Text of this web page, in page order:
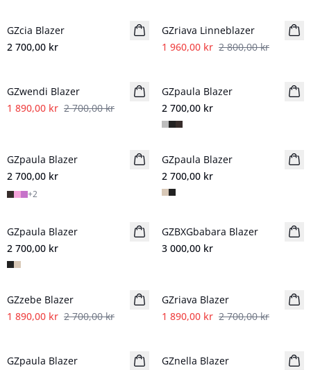
Nyhet
GZcia Blazer
2 700,00 kr
GZriava Linneblazer
1 960,00 kr 2 800,00 kr
GZwendi Blazer
1 890,00 kr 2 700,00 kr
Nyhet
GZpaula Blazer
2 700,00 kr
GZpaula Blazer
2 700,00 kr
+2
Nyhet
GZpaula Blazer
2 700,00 kr
Nyhet
GZpaula Blazer
2 700,00 kr
BARBIE&GESTUZ
GZBXGbabara Blazer
3 000,00 kr
- 30%
GZzebe Blazer
1 890,00 kr 2 700,00 kr
GZriava Blazer
1 890,00 kr 2 700,00 kr
GZpaula Blazer
GZnella Blazer